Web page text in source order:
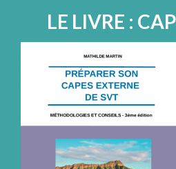
LE LIVRE :